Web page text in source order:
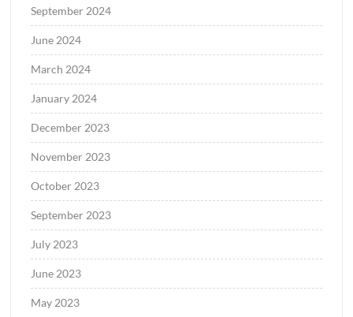
September 2024
June 2024
March 2024
January 2024
December 2023
November 2023
October 2023
September 2023
July 2023
June 2023
May 2023